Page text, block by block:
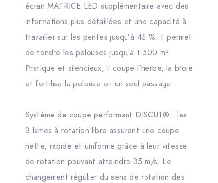
écran MATRICE LED supplémentaire avec des
informations plus détaillées et une capacité à
travailler sur les pentes jusqu’à 45 %. Il permet
de tondre les pelouses jusqu’à 1.500 m².
Pratique et silencieux, il coupe l’herbe, la broie
et fertilise la pelouse en un seul passage.
Système de coupe performant DISCUT® : les
3 lames à rotation libre assurent une coupe
nette, rapide et uniforme grâce à leur vitesse
de rotation pouvant atteindre 35 m/s. Le
changement régulier du sens de rotation des